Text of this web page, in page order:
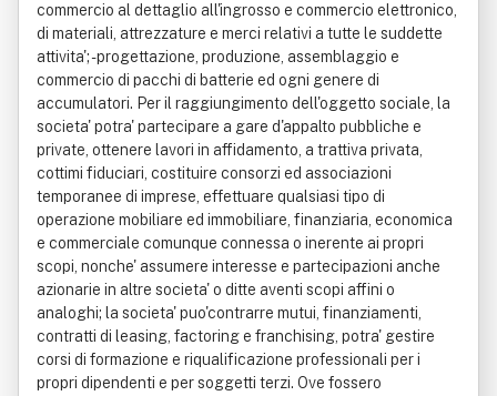
commercio al dettaglio all'ingrosso e commercio elettronico,
di materiali, attrezzature e merci relativi a tutte le suddette
attivita'; - progettazione, produzione, assemblaggio e
commercio di pacchi di batterie ed ogni genere di
accumulatori. Per il raggiungimento dell'oggetto sociale, la
societa' potra' partecipare a gare d'appalto pubbliche e
private, ottenere lavori in affidamento, a trattiva privata,
cottimi fiduciari, costituire consorzi ed associazioni
temporanee di imprese, effettuare qualsiasi tipo di
operazione mobiliare ed immobiliare, finanziaria, economica
e commerciale comunque connessa o inerente ai propri
scopi, nonche' assumere interesse e partecipazioni anche
azionarie in altre societa' o ditte aventi scopi affini o
analoghi; la societa' puo'contrarre mutui, finanziamenti,
contratti di leasing, factoring e franchising, potra' gestire
corsi di formazione e riqualificazione professionali per i
propri dipendenti e per soggetti terzi. Ove fossero